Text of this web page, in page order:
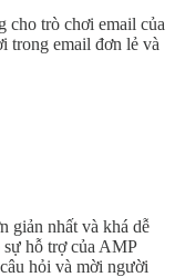
cho trò chơi email của
trong email đơn lẻ và
giản nhất và khá dễ
hỗ trợ của AMP
hỏi và mời người